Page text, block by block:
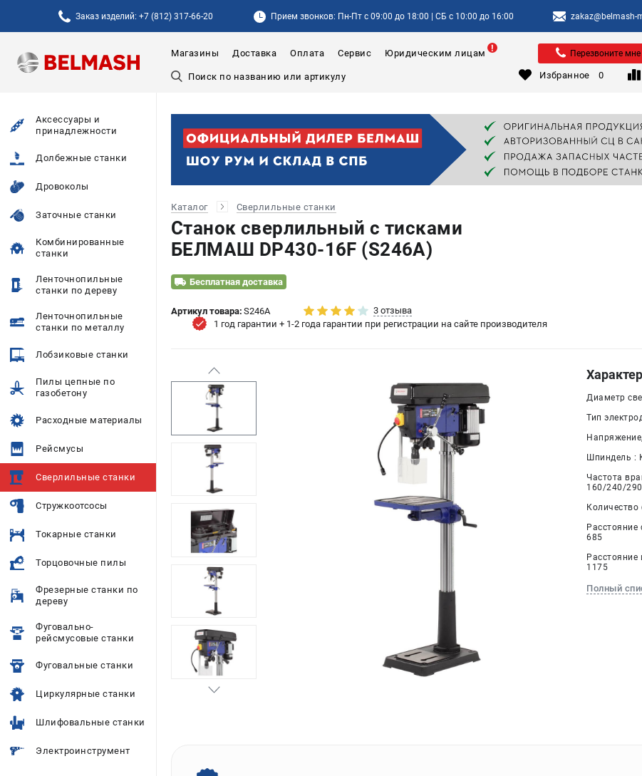
Заказ изделий: +7 (812) 317-66-20 Прием звонков: Пн-Пт с 09:00 до 18:00 | СБ с 10:00 до 16:00 zakaz@belmash-
Магазины Доставка Оплата Сервис Юридическим лицам Перезвоните мне
Избранное 0
Аксессуары и
принадлежности
Долбежные станки
Дровоколы
Заточные станки
Комбинированные
станки
Ленточнопильные
станки по дереву
Ленточнопильные
станки по металлу
Лобзиковые станки
Пилы цепные по
газобетону
Расходные материалы
Рейсмусы
Сверлильные станки
Стружкоотсосы
Токарные станки
Торцовочные пилы
Фрезерные станки по
дереву
Фуговально-
рейсмусовые станки
Фуговальные станки
Циркулярные станки
Шлифовальные станки
Электроинструмент
Каталог Сверлильные станки
Станок сверлильный с тисками
БЕЛМАШ DP430-16F (S246A)
Бесплатная доставка
Артикул товара: S246A 3 отзыва
1 год гарантии + 1-2 года гарантии при регистрации на сайте производителя
Диаметр
Тип
Шпиндель :
Частота
160/240/
Количество
685
1175
Полный